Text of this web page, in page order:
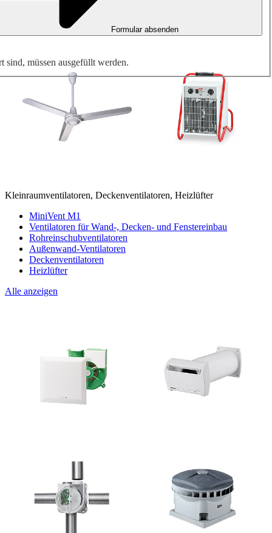
Kleinraumventilatoren, Deckenventilatoren, Heizlüfter
MiniVent M1
Ventilatoren für Wand-, Decken- und Fenstereinbau
Rohreinschubventilatoren
Außenwand-Ventilatoren
Deckenventilatoren
Heizlüfter
Alle anzeigen
Formular absenden
sind, müssen ausgefüllt werden.